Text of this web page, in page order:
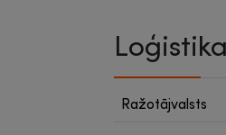
Ražotājvalsts